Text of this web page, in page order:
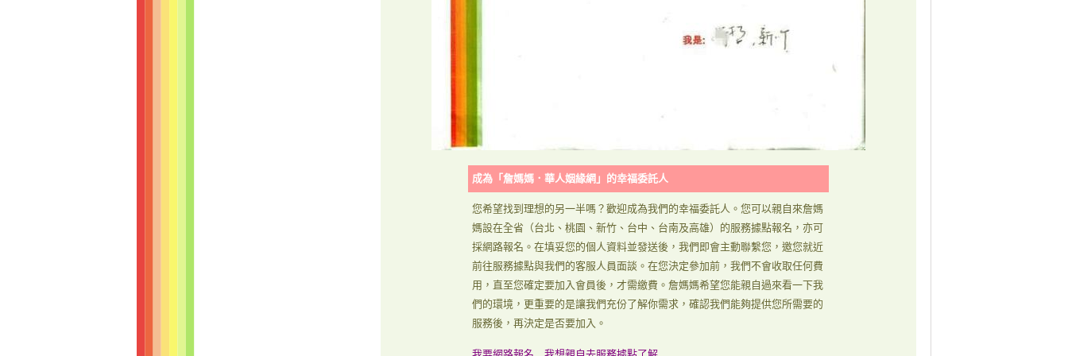
成為「詹媽媽．華人姻緣網」的幸福委託人
您希望找到理想的另一半嗎？歡迎成為我們的幸福委託人。您可以親自來詹媽
媽設在全省（台北、桃園、新竹、台中、台南及高雄）的服務據點報名，亦可
採網路報名。在填妥您的個人資料並發送後，我們即會主動聯繫您，邀您就近
前往服務據點與我們的客服人員面談。在您決定參加前，我們不會收取任何費
用，直至您確定要加入會員後，才需繳費。詹媽媽希望您能親自過來看一下我
們的環境，更重要的是讓我們充份了解你需求，確認我們能夠提供您所需要的
服務後，再決定是否要加入。